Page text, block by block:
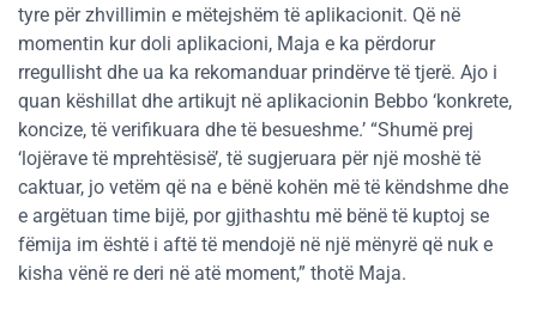
tyre për zhvillimin e mëtejshëm të aplikacionit. Që në
momentin kur doli aplikacioni, Maja e ka përdorur
rregullisht dhe ua ka rekomanduar prindërve të tjerë. Ajo i
quan këshillat dhe artikujt në aplikacionin Bebbo ‘konkrete,
koncize, të verifikuara dhe të besueshme.’ “Shumë prej
‘lojërave të mprehtësisë’, të sugjeruara për një moshë të
caktuar, jo vetëm që na e bënë kohën më të këndshme dhe
e argëtuan time bijë, por gjithashtu më bënë të kuptoj se
fëmija im është i aftë të mendojë në një mënyrë që nuk e
kisha vënë re deri në atë moment,” thotë Maja.